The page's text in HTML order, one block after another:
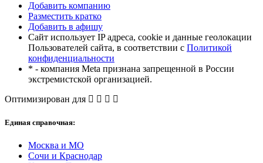
Добавить компанию
Разместить кратко
Добавить в афишу
Сайт использует IP адреса, cookie и данные геолокации
Пользователей сайта, в соответствии с Политикой
конфиденциальности
* - компания Meta признана запрещенной в России
экстремистской организацией.
Оптимизирован для
Единая справочная:
Москва и МО
Сочи и Краснодар